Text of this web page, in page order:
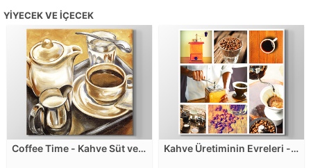
YIYECEK VE İÇECEK
Coffee Time - Kahve Süt ve
Kahve Üretiminin Evreleri -